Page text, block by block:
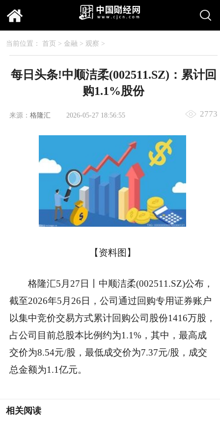
当前位置： 首页 > 金融 > 观察 >
每日头条!中顺洁柔(002511.SZ)：累计回
购1.1%股份
来源： 格隆汇 2026-05-27 18:56:55 2773
【资料图】
格隆汇5月27日丨中顺洁柔(002511.SZ)公布，
截至2026年5月26日，公司通过回购专用证券账户
以集中竞价交易方式累计回购公司股份1416万股，
占公司目前总股本比例约为1.1%，其中，最高成
交价为8.54元/股，最低成交价为7.37元/股，成交
总金额为1.1亿元。
相关阅读